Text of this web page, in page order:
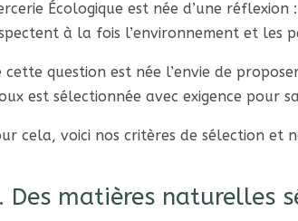
Écologique est née d’une
à la fois l’environnement et les
cette question est née l’envie de
est sélectionnée avec exigence pour
cela, voici nos critères de sélection et
Des matières naturelles